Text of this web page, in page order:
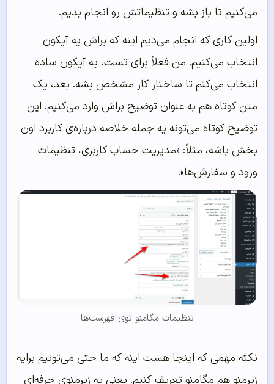
می‌کنیم تا باز بشه و تنظیماتش رو انجام بدیم.
اولین کاری که انجام می‌دیم اینه که براش یه آیکون
انتخاب می‌کنیم. من فعلاً برای تست، یه آیکون ساده
انتخاب می‌کنم تا ساختار کار مشخص بشه. بعد، یک
متن کوتاه هم به عنوان توضیح براش وارد می‌کنیم. این
توضیح کوتاه می‌تونه یه جمله خلاصه درباره‌ی کاربرد اون
بخش باشه، مثلاً: «مدیریت حساب کاربری، تنظیمات
ورود و سفارش‌ها».
تنظیمات مگامنو توی فهرست‌ها
نکته مهمی که اینجا هست اینه که ما حتی می‌تونیم برایه
زیرمنو هم مگامنو تعریف کنیم. یعنی یه زیرمنوی حرفه‌ای